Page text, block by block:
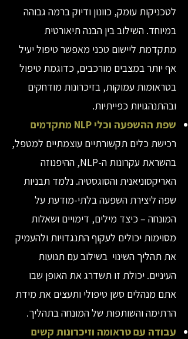
לטכניקות עומק, כוונון ודיוק ברמה גבוהה
במיוחד. השילוב בין הבנה תיאורטית
מתקדמת ליישום טכני מאפשר טיפול יעיל
אף יותר במצבים מורכבים, כדוגמת טיפול
בטראומות עמוקות, בזיכרונות מודחקים
ובהתנהגויות כפייתיות.
שפת ההשפעה וכלי NLP מתקדמים
רכישת כלים תקשורתיים עוצמתיים למטפל,
בהשראת עקרונות ה-NLP, ההיפנוזה
האריקסוניאנית והסוגסטיה. נלמד תבניות
שפה ליצירת השפעה בלתי-מודעת על
המונחה – כיצד מילים, דימויים ושאלות
מסוימות יכולים לעקוף התנגדויות ולהעמיק
את תהליך השינוי בשילוב עם תנועות
העיניים. יכולת זו תשדרג את האופן שבו
אתם מנהלים סשן טיפולי ותעצים את מידת
הרתימה והשותפות של המונחה בתהליך.
עבודה עם טראומה וזיכרונות קשים